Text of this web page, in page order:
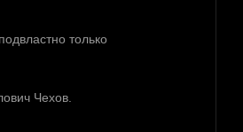
только
Чехов.